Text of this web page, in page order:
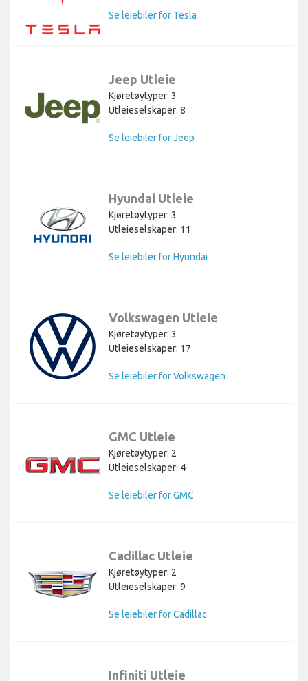
Se leiebiler for Tesla
Jeep Utleie
Kjøretøytyper: 3
Utleieselskaper: 8
Se leiebiler for Jeep
Hyundai Utleie
Kjøretøytyper: 3
Utleieselskaper: 11
Se leiebiler for Hyundai
Volkswagen Utleie
Kjøretøytyper: 3
Utleieselskaper: 17
Se leiebiler for Volkswagen
GMC Utleie
Kjøretøytyper: 2
Utleieselskaper: 4
Se leiebiler for GMC
Cadillac Utleie
Kjøretøytyper: 2
Utleieselskaper: 9
Se leiebiler for Cadillac
Infiniti Utleie